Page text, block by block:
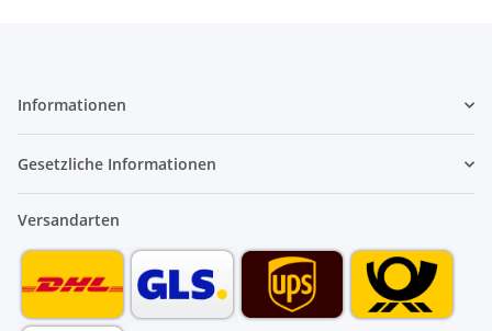
Informationen
Gesetzliche Informationen
Versandarten